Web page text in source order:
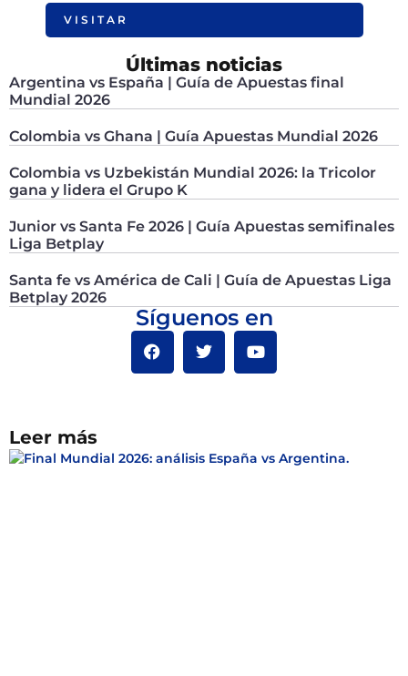
VISITAR
Últimas noticias
Argentina vs España | Guía de Apuestas final
Mundial 2026
Colombia vs Ghana | Guía Apuestas Mundial 2026
Colombia vs Uzbekistán Mundial 2026: la Tricolor
gana y lidera el Grupo K
Junior vs Santa Fe 2026 | Guía Apuestas semifinales
Liga Betplay
Santa fe vs América de Cali | Guía de Apuestas Liga
Betplay 2026
Síguenos en
Leer más